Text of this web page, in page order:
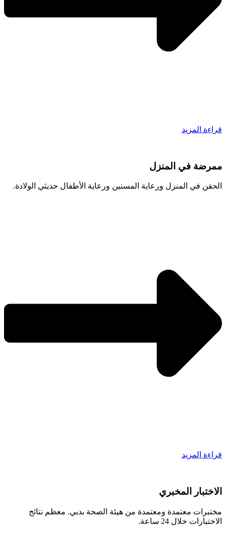
قراءة المزيد
ممرضة في المنزل
الحقن في المنزل ورعاية المسنين ورعاية الأطفال حديثي الولادة.
قراءة المزيد
الاختبار المخبري
مختبرات معتمدة ومعتمدة من هيئة الصحة بدبي. معظم نتائج
الاختبارات خلال 24 ساعة.